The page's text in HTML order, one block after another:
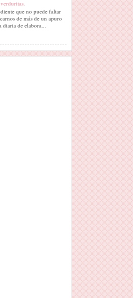
que no puede faltar
de más de un apuro
diaria de elabora...